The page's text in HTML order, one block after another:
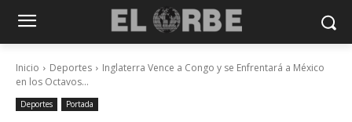
Inicio Deportes
Inglaterra Vence a Congo y se Enfrentará a México
en los Octavos...
Deportes Portada